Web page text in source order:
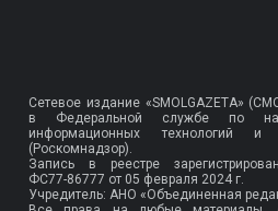
Сетевое издание «SMOLGAZETA»
в Федеральной службе по
информационных технологий и
(Роскомнадзор).
Запись в реестре
ФС77-86777 от 05 февраля 2024 г.
Учредитель: АНО «Объединенная